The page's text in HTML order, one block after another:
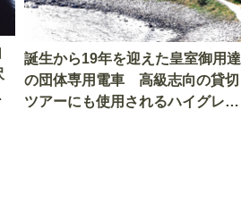
誕生から19年を迎えた皇室御用達
の団体専用電車 高級志向の貸切
ツアーにも使用されるハイグレー